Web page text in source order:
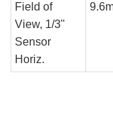
Field of
View, 1/3"
Sensor
Horiz.